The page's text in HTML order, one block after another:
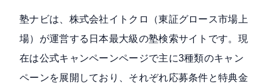
塾ナビは、株式会社イトクロ（東証グロース市場上
場）が運営する日本最大級の塾検索サイトです。現
在は公式キャンペーンページで主に3種類のキャン
ペーンを展開しており、それぞれ応募条件と特典金